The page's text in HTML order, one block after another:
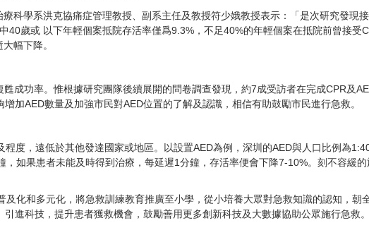
科學系洪克協痛症管理教授、副系主任及教授符少娥教授表示：「是次研究發現
歲或 以下年輕個案抵院存活率僅爲9.3%，不足40%的年輕個案在抵院前曾接受
幅下降。
成功率。惟根據研究團隊後續展開的問卷調查發現，約7成受訪者在完成CPR及
加AED數量及加強市民對AED位置的了解及認識，相信有助鼓勵市民進行急救。
度，遠低於其他發達國家或地區。以設置AED為例，深圳的AED與人口比例為
如果患者未能及時得到治療，每延遲1分鐘，存活率便會下降7-10%。刻不容緩
化和多元化，將急救訓練教育推廣至小學，從小培養大眾對急救知識的認知，朝
進科技，提升患者獲救機會，鼓勵善用更多創新科技及大數據協助公眾施行急救。